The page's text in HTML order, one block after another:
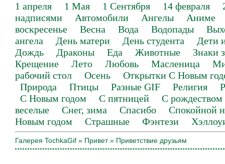
1 апреля 1 Мая 1 Сентября 14 февраля
надписями
Автомобили Ангелы
Аниме
воскресенье
Весна Вода Водопады
ангела
День матери День студента
Дети
Дождь
Драконы Еда Животные
Знаки
Крещение
Лето Любовь Масленица
рабочий стол
Осень
Открытки С Новым
Природа
Птицы Разные GIF Религия
С Новым годом
С пятницей
С рождеством
веселые
Снег, зима Спасибо
Спокойной
Новым годом
Страшные Фэнтези
Галерея TochkaGif » Привет» Приветствие друзьям